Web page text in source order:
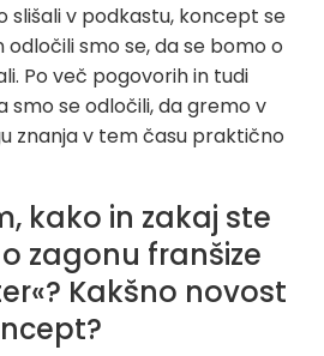
slišali v podkastu, koncept se
odločili smo se, da se bomo o
Po več pogovorih in tudi
smo se odločili, da gremo v
znanja v tem času praktično
kako in zakaj ste
zagonu franšize
Kakšno novost